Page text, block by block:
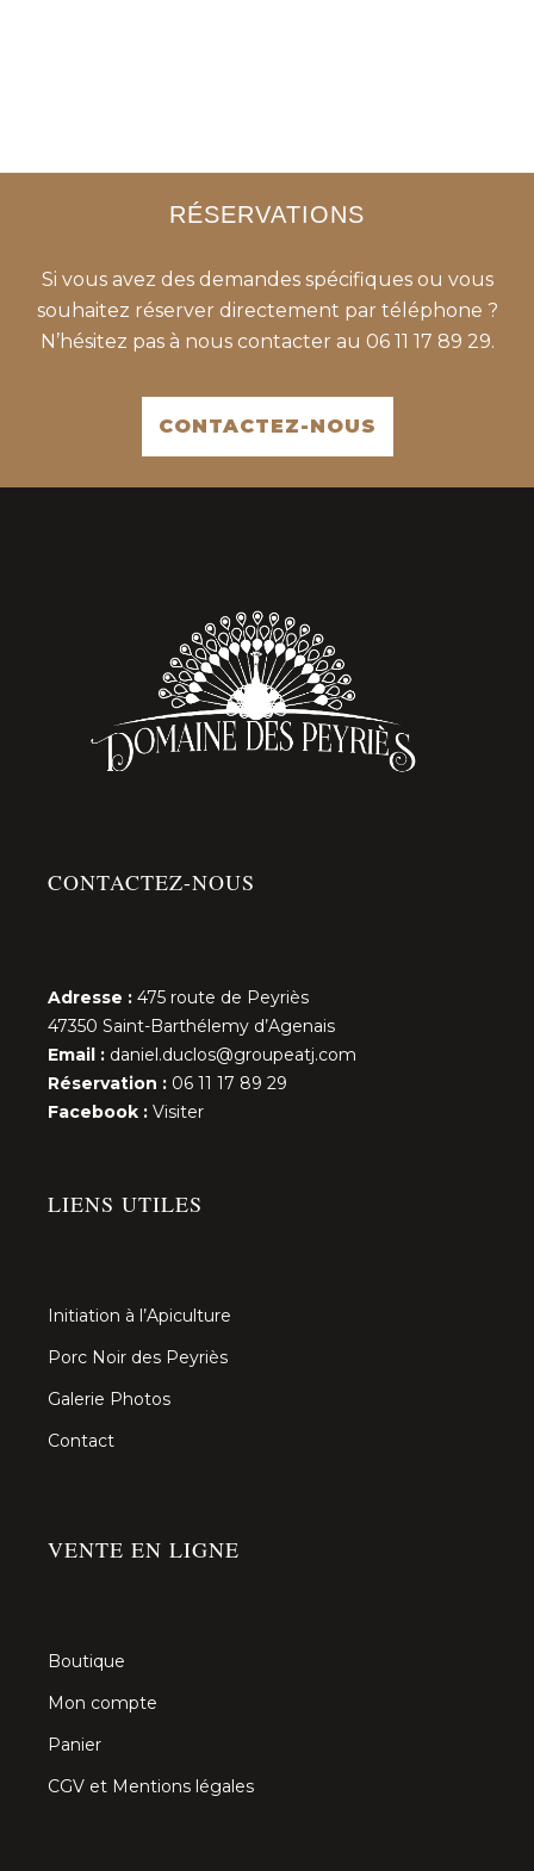
RÉSERVATIONS
Si vous avez des demandes spécifiques ou vous
souhaitez réserver directement par téléphone ?
N’hésitez pas à nous contacter au 06 11 17 89 29.
CONTACTEZ-NOUS
CONTACTEZ-NOUS
Adresse : 475 route de Peyriès
47350 Saint-Barthélemy d’Agenais
Email : daniel.duclos@groupeatj.com
Réservation : 06 11 17 89 29
Facebook : Visiter
LIENS UTILES
Initiation à l’Apiculture
Porc Noir des Peyriès
Galerie Photos
Contact
VENTE EN LIGNE
Boutique
Mon compte
Panier
CGV et Mentions légales